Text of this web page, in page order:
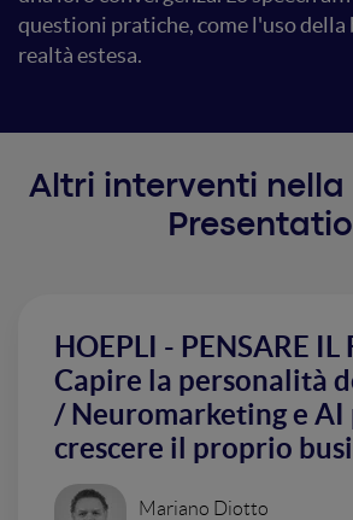
questioni pratiche, come l'uso della
realtà estesa.
Altri interventi nella
HOEPLI - PENSARE IL
Capire la personalità
/ Neuromarketing e AI
crescere il proprio
Mariano Diotto